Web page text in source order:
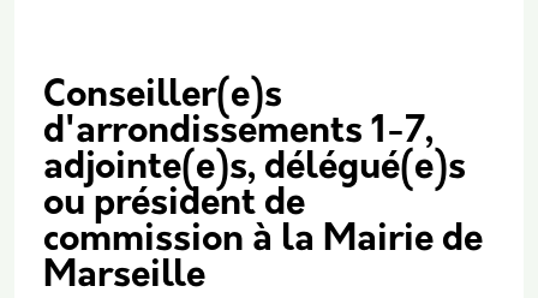
Conseiller(e)s
d'arrondissements 1-7,
adjointe(e)s, délégué(e)s
ou président de
commission à la Mairie de
Marseille